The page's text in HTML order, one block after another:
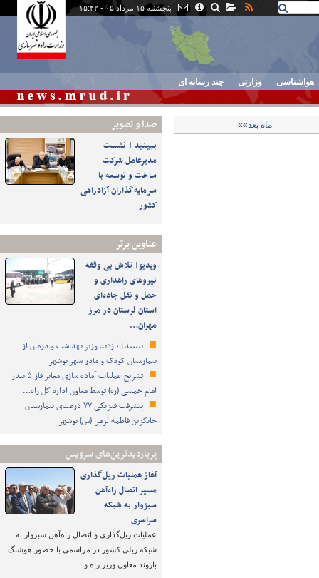
پنجشنبه ۱۵ مرداد ۰۵ - ۱۵:۴۲
هواشناسی وزارتی چند رسانه ای
صدا و تصوير
ببینید | نشست
مدیرعامل شرکت
ساخت و توسعه با
سرمایه‌گذاران آزادراهی
کشور
عناوین برتر
ویدیو| تلاش بی وقفه
نیروهای راهداری و
حمل و نقل جاده‌ای
استان لرستان در مرز
مهران…
ببینید| بازدید وزیر بهداشت و درمان از
بیمارستان کودک و مادر شهر بوشهر
تشریح عملیات آماده سازی معابر فاز ۵ بندر
امام خمینی (ره) توسط معاون اداره کل راه…
پیشرفت فیزیکی ۷۷ درصدی بیمارستان
جایگزین فاطمه‌الزهرا (س) بوشهر
پربازدیدترین‌های سرویس
آغاز عملیات ریل‌گذاری
مسیر اتصال راه‌آهن
سبزوار به شبکه
سراسری
عملیات ریل‌گذاری و اتصال راه‌آهن سبزوار به
شبکه ریلی کشور در مراسمی با حضور هوشنگ
بازوند معاون وزیر راه و…
ماه بعد»»